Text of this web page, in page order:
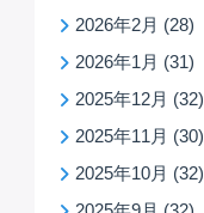
2026年2月 (28)
2026年1月 (31)
2025年12月 (32)
2025年11月 (30)
2025年10月 (32)